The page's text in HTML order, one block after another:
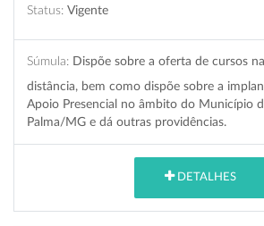
Status: Vigente
Súmula: Dispõe sobre a oferta de cursos
distância, bem como dispõe sobre a
Apoio Presencial no âmbito do Município
Palma/MG e dá outras providências.
DETALHES